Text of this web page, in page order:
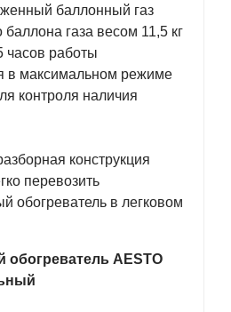
баллонный газ
баллона газа весом 11,5 кг
часов работы
в максимальном режиме
контроля наличия
конструкция
перевозить
обогреватель в легковом
AESTO